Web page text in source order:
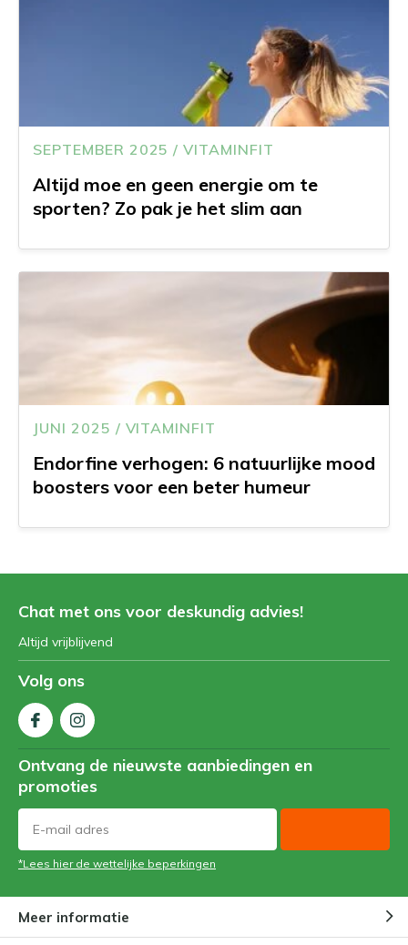
SEPTEMBER 2025 / VITAMINFIT
Altijd moe en geen energie om te
sporten? Zo pak je het slim aan
JUNI 2025 / VITAMINFIT
Endorfine verhogen: 6 natuurlijke mood
boosters voor een beter humeur
Chat met ons voor deskundig advies!
Altijd vrijblijvend
Volg ons
Ontvang de nieuwste aanbiedingen en
promoties
*Lees hier de wettelijke beperkingen
Meer informatie